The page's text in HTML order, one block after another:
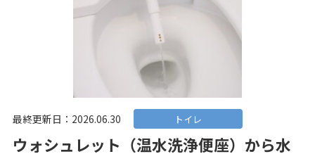
最終更新日：2026.06.30 トイレ
ウォシュレット（温水洗浄便座）から水